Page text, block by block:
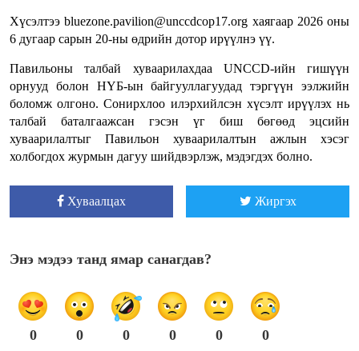
Хүсэлтээ bluezone.pavilion@unccdcop17.org хаягаар 2026 оны
6 дугаар сарын 20-ны өдрийн дотор ирүүлнэ үү.
Павильоны талбай хуваарилахдаа UNCCD-ийн гишүүн
орнууд болон НҮБ-ын байгууллагуудад тэргүүн ээлжийн
боломж олгоно. Сонирхлоо илэрхийлсэн хүсэлт ирүүлэх нь
талбай баталгаажсан гэсэн үг биш бөгөөд эцсийн
хуваарилалтыг Павильон хуваарилалтын ажлын хэсэг
холбогдох журмын дагуу шийдвэрлэж, мэдэгдэх болно.
Хуваалцах Жиргэх
Энэ мэдээ танд ямар санагдав?
0 0 0 0 0 0